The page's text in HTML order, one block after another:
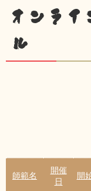
オンラ
ル
師範名
開催
日
開